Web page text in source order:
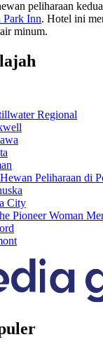
peliharaan
Park Inn. Hotel ini
minum.
Regional
Peliharaan di
City
Pioneer Woman